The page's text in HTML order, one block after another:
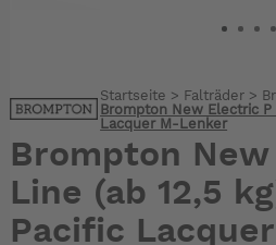
Startseite > Falträder >
Brompton New Electric P
Lacquer M-Lenker
Brompton
Line (ab 12,5
Pacific